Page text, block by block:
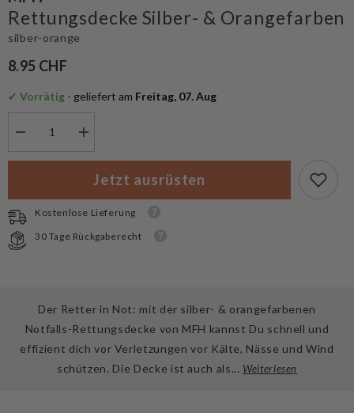
Rettungsdecke Silber- & Orangefarben
silber-orange
8.95 CHF
✔ Vorrätig - geliefert am Freitag, 07. Aug
für
Silber-
&amp;
Orangefarben
Menge
für
MFH
Rettungsdecke
Silber-
&amp;
Orangefarben
Jetzt ausrüsten
Kostenlose Lieferung
30 Tage Rückgaberecht
Der Retter in Not: mit der silber- & orangefarbenen
Notfalls-Rettungsdecke von MFH kannst Du schnell und
effizient dich vor Verletzungen vor Kälte, Nässe und Wind
schützen. Die Decke ist auch als… Weiterlesen